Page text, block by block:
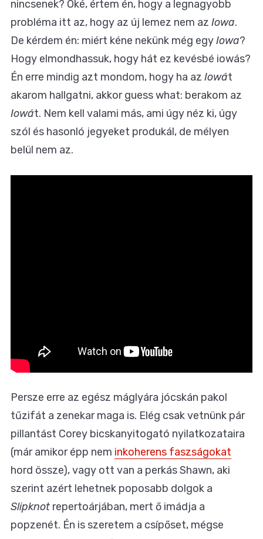
nincsenek? Oké, értem én, hogy a legnagyobb
probléma itt az, hogy az új lemez nem az Iowa.
De kérdem én: miért kéne nekünk még egyIowa?
Hogy elmondhassuk, hogy hát ez kevésbé iowás?
Én erre mindig azt mondom, hogy ha az Iowát
akarom hallgatni, akkor guess what: berakom az
Iowát. Nem kell valami más, ami úgy néz ki, úgy
szól és hasonló jegyeket produkál, de mélyen
belül nem az.
Persze erre az egész máglyára jócskán pakol
tűzifát a zenekar maga is. Elég csak vetnünk pár
pillantást Corey bicskanyitogató nyilatkozataira
(már amikor épp nem inkoherens faszságokat
hord össze), vagy ott van a perkás Shawn, aki
szerint azért lehetnek poposabb dolgok a
Slipknot repertoárjában, mert ő imádja a
popzenét. Én is szeretem a csípőset, mégse